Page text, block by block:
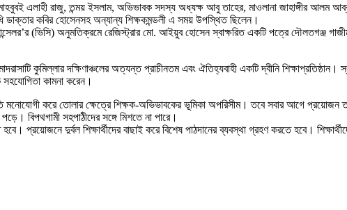
এলাহী রাজু, তন্ময় ইসলাম, অভিভাবক সদস্য অধ্যক্ষ আবু তাহের, মাওলানা জাহাঙ্গীর আলম
ডাক্তার কবির হোসেনসহ অন্যান্য শিক্ষকমন্ডলী এ সময় উপস্থিত ছিলেন।
(ভিসি) অনুমতিক্রমে রেজিস্ট্রার মো. আইয়ুব হোসেন স্বাক্ষরিত একটি পত্রে দৌলতগঞ্জ
কুমিল্লার দক্ষিণাঞ্চলের অত্যন্ত প্রাচীনতম এবং ঐতিহ্যবাহী একটি দ্বীনি শিক্ষাপ্রতিষ্ঠান।
সহযোগিতা কামনা করেন।
মনোযোগী করে তোলার ক্ষেত্রে শিক্ষক-অভিভাবকের ভূমিকা অপরিসীম। তবে সবার আগে
বিপথগামী সহপাঠীদের সঙ্গে মিশতে না পারে।
প্রয়োজনে দুর্বল শিক্ষার্থীদের বাছাই করে বিশেষ পাঠদানের ব্যবস্থা গ্রহণ করতে হবে।